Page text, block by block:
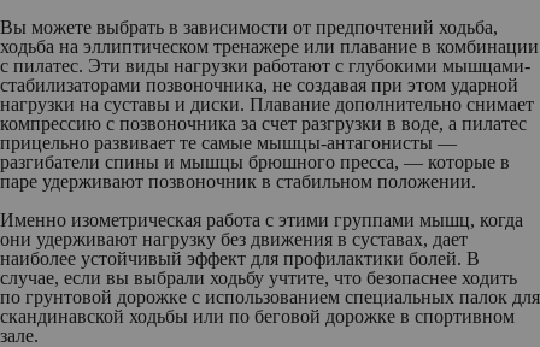
Вы можете выбрать в зависимости от предпочтений ходьба,
ходьба на эллиптическом тренажере или плавание в комбинации
с пилатес. Эти виды нагрузки работают с глубокими мышцами-
стабилизаторами позвоночника, не создавая при этом ударной
нагрузки на суставы и диски. Плавание дополнительно снимает
компрессию с позвоночника за счет разгрузки в воде, а пилатес
прицельно развивает те самые мышцы-антагонисты —
разгибатели спины и мышцы брюшного пресса, — которые в
паре удерживают позвоночник в стабильном положении.
Именно изометрическая работа с этими группами мышц, когда
они удерживают нагрузку без движения в суставах, дает
наиболее устойчивый эффект для профилактики болей. В
случае, если вы выбрали ходьбу учтите, что безопаснее ходить
по грунтовой дорожке с использованием специальных палок для
скандинавской ходьбы или по беговой дорожке в спортивном
зале.